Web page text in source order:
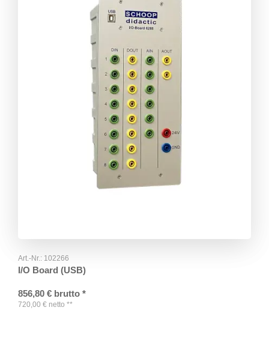
Art.-Nr.: 102266
I/O Board (USB)
856,80 € brutto *
720,00 € netto **